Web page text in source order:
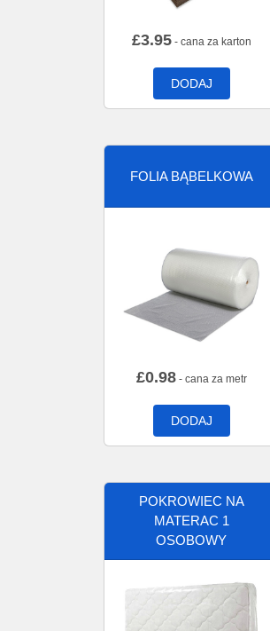
£3.95- cana za karton
DODAJ
FOLIA BĄBELKOWA
£0.98- cana za metr
DODAJ
POKROWIEC NA
MATERAC 1
OSOBOWY